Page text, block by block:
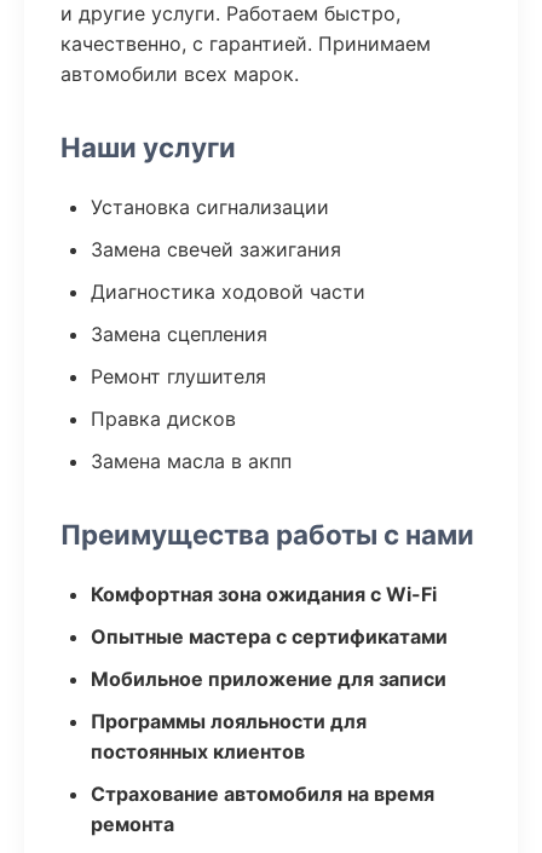
и другие услуги. Работаем быстро,
качественно, с гарантией. Принимаем
автомобили всех марок.
Наши услуги
Установка сигнализации
Замена свечей зажигания
Диагностика ходовой части
Замена сцепления
Ремонт глушителя
Правка дисков
Замена масла в акпп
Преимущества работы с нами
Комфортная зона ожидания с Wi-Fi
Опытные мастера с сертификатами
Мобильное приложение для записи
Программы лояльности для
постоянных клиентов
Страхование автомобиля на время
ремонта